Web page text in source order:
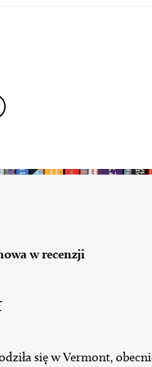
w recenzji
się w Vermont,